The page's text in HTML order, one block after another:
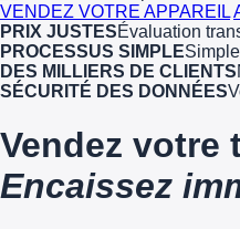
VENDEZ VOTRE APPAREIL
PRIX JUSTESÉvaluation
PROCESSUS SIMPLE
DES MILLIERS DE CLIENTS
SÉCURITÉ DES DONNÉES
Vendez votre
Encaissez